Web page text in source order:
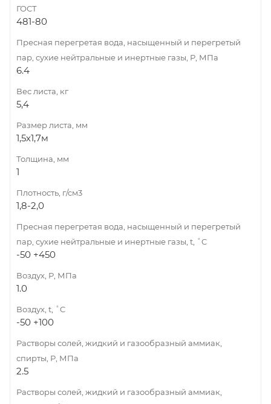
ГОСТ
481-80
Пресная перегретая вода, насыщенный и перегретый
пар, сухие нейтральные и инертные газы, Р, МПа
6.4
Вес листа, кг
5,4
Размер листа, мм
1,5х1,7м
Толщина, мм
1
Плотность, г/см3
1,8-2,0
Пресная перегретая вода, насыщенный и перегретый
пар, сухие нейтральные и инертные газы, t, ˚C
-50 +450
Воздух, Р, МПа
1.0
Воздух, t, ˚C
-50 +100
Растворы солей, жидкий и газообразный аммиак,
спирты, Р, МПа
2.5
Растворы солей, жидкий и газообразный аммиак,